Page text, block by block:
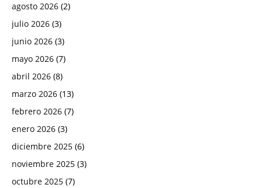
agosto 2026 (2)
julio 2026 (3)
junio 2026 (3)
mayo 2026 (7)
abril 2026 (8)
marzo 2026 (13)
febrero 2026 (7)
enero 2026 (3)
diciembre 2025 (6)
noviembre 2025 (3)
octubre 2025 (7)